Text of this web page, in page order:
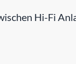
Hi-Fi